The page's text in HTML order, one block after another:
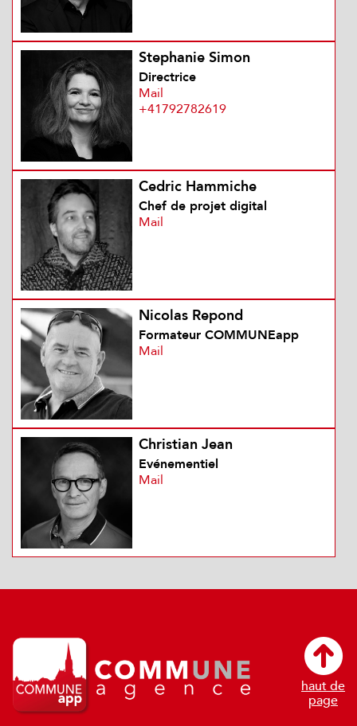
Stephanie Simon
Directrice
Mail
+41792782619
Cedric Hammiche
Chef de projet digital
Mail
Nicolas Repond
Formateur COMMUNEapp
Mail
Christian Jean
Evénementiel
Mail
haut de
page